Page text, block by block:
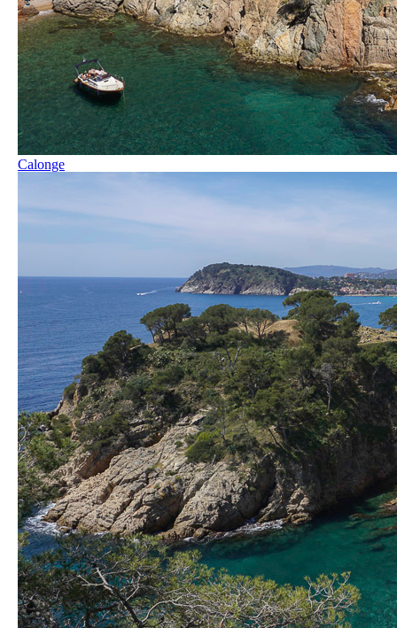
Calonge